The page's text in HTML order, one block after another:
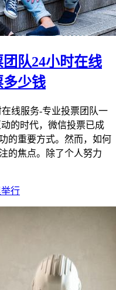
队24小时在线
多少钱
线服务-专业投票团队一
的时代，微信投票已成
的重要方式。然而，如何
的焦点。除了个人努力
行